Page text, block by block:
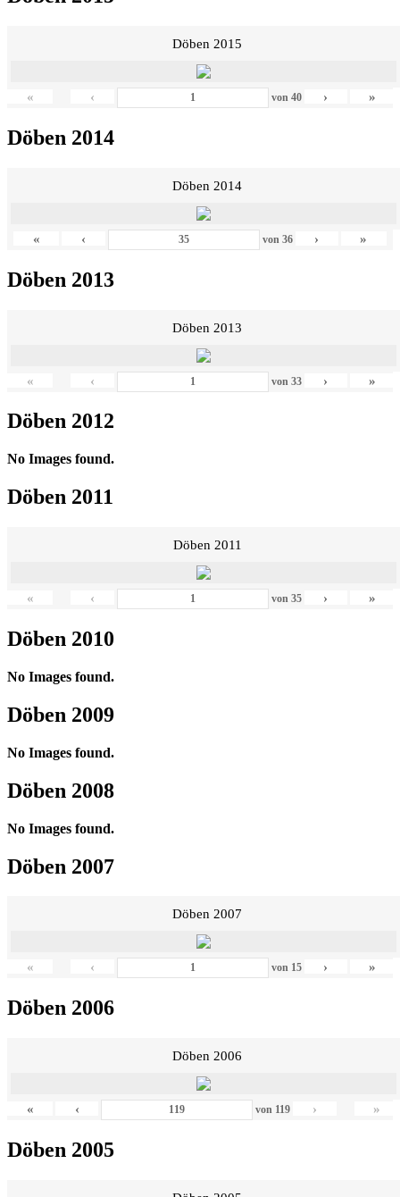
Döben 2015
« ‹ von 40 › »
Döben 2014
Döben 2014
« ‹ von 36 › »
Döben 2013
Döben 2013
« ‹ von 33 › »
Döben 2012
No Images found.
Döben 2011
Döben 2011
« ‹ von 35 › »
Döben 2010
No Images found.
Döben 2009
No Images found.
Döben 2008
No Images found.
Döben 2007
Döben 2007
« ‹ von 15 › »
Döben 2006
Döben 2006
« ‹ von 119 › »
Döben 2005